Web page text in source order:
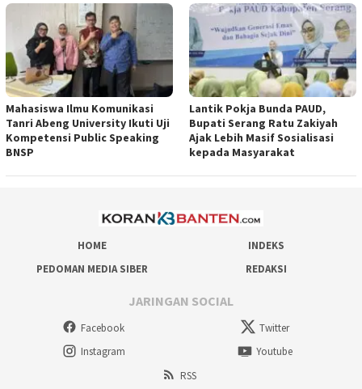
Mahasiswa Ilmu Komunikasi
Tanri Abeng University Ikuti Uji
Kompetensi Public Speaking
BNSP
Lantik Pokja Bunda PAUD,
Bupati Serang Ratu Zakiyah
Ajak Lebih Masif Sosialisasi
kepada Masyarakat
HOME
INDEKS
PEDOMAN MEDIA SIBER
REDAKSI
JARINGAN SOCIAL
Facebook
Twitter
Instagram
Youtube
RSS